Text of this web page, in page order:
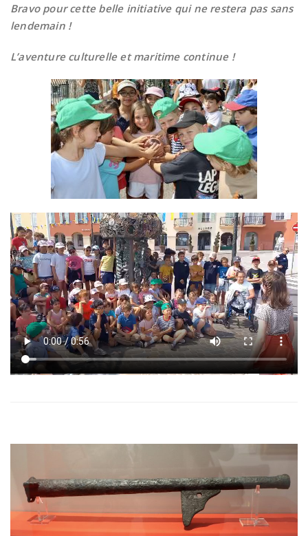
Bravo pour cette belle initiative qui ne restera pas sans
lendemain !
L’aventure culturelle et maritime continue !